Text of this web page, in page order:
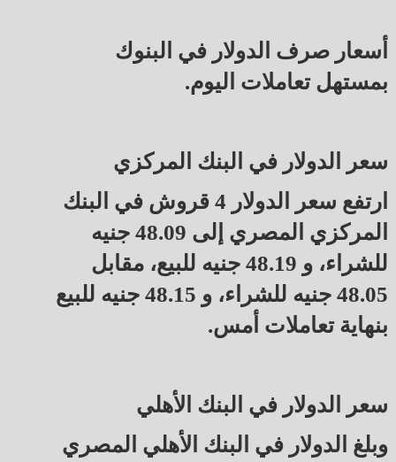
أسعار صرف الدولار في البنوك
بمستهل تعاملات اليوم.
سعر الدولار في البنك المركزي
ارتفع سعر الدولار 4 قروش في البنك
المركزي المصري إلى 48.09 جنيه
للشراء، و 48.19 جنيه للبيع، مقابل
48.05 جنيه للشراء، و 48.15 جنيه للبيع
بنهاية تعاملات أمس.
سعر الدولار في البنك الأهلي
وبلغ الدولار في البنك الأهلي المصري